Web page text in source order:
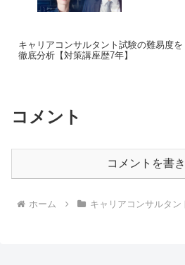
キャリアコンサルタント試験の難易度を
徹底分析【対策講座歴7年】
コメント
コメントを書
ホーム キャリアコンサルタ